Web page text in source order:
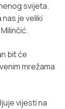
svijeta.
je veliki
bit će
mrežama
vijesti na